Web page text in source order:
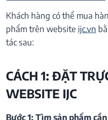
Khách hàng có thể mua
phẩm trên website ijc.vn
tác sau:
CÁCH 1: ĐẶT
WEBSITE IJC
Bước 1: Tìm sản phẩm